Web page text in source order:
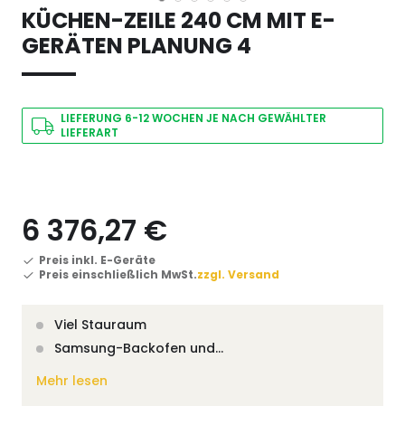
KÜCHEN-ZEILE 240 CM MIT E-
GERÄTEN PLANUNG 4
LIEFERUNG 6-12 WOCHEN JE NACH GEWÄHLTER
LIEFERART
6 376,27 €
Preis inkl. E-Geräte
Preis einschließlich MwSt.zzgl. Versand
Viel Stauraum
Samsung-Backofen und…
Mehr lesen